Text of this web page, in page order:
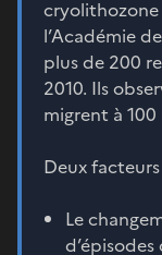
cryolithozone
l’Académie
plus de 200
2010. Ils
migrent à
Deux
Le